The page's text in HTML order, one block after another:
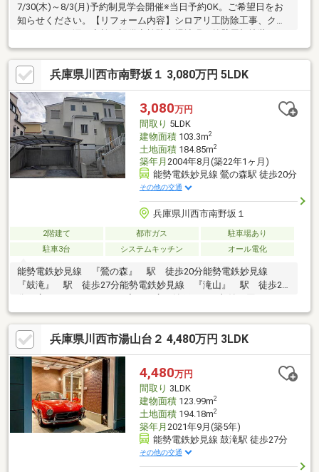
7/30(木)～8/3(月)予約制見学会開催※当日予約OK。ご希望日をお
知らせください。【リフォーム内容】シロアリ工防除工事、クリ
ーニング、雨漏り点検、設備点検駐車場拡張、外壁屋根塗装シス
テムキッチン交換、ユニットバス交換、トイレ交換、洗面化粧台
交換間取変更、床材上張り、クロス張替え、畳表替え、障子・襖
張替え給湯器交換、インターホン設置、火災警報器設置、照明器
具交換【おすすめポイント】・本物件は条件により住宅ローン減
税が適用されます。・雨漏り、構造上主要な部分の欠陥や・腐
食、給排水管の故障や漏水についてお引渡しより２年間保証。
兵庫県川西市南野坂１ 3,080万円 5LDK
3,080万円
間取り 5LDK
建物面積103.3m2
土地面積184.85m2
築年月 2004年8月(築22年1ヶ月)
能勢電鉄妙見線 鶯の森駅 徒歩20分
その他の交通
兵庫県川西市南野坂１
2階建て 都市ガス
駐車場あり
駐車3台
システムキッチン オール電化
能勢電鉄妙見線 『鶯の森』 駅 徒歩20分能勢電鉄妙見線
『鼓滝』 駅 徒歩27分能勢電鉄妙見線 『滝山』 駅 徒歩25
家・太陽光発電付住宅・オール電化使用の家(ガスも使用できま
す)
兵庫県川西市湯山台２ 4,480万円 3LDK
4,480万円
間取り 3LDK
建物面積123.99m2
土地面積194.18m2
築年月 2021年9月(築5年)
能勢電鉄妙見線 鼓滝駅 徒歩27分
その他の交通